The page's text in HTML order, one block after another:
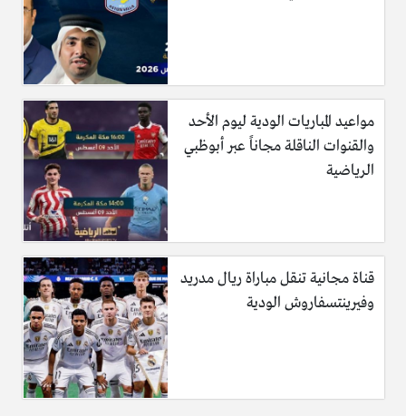
مواعيد المباريات الودية ليوم الأحد
والقنوات الناقلة مجاناً عبر أبوظبي
الرياضية
قناة مجانية تنقل مباراة ريال مدريد
وفيرينتسفاروش الودية